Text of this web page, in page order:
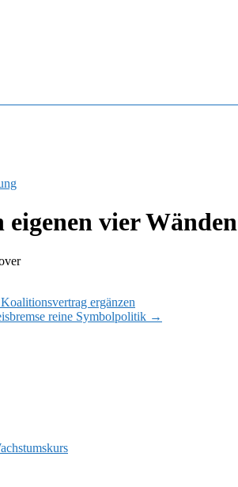
vier Wänden
ergänzen
reine Symbolpolitik →